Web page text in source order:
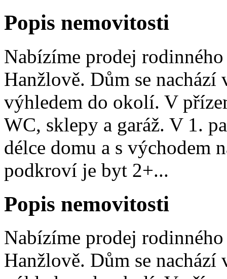
Popis nemovitosti
Nabízíme prodej
Hanžlově. Dům se
výhledem do okolí. V
WC, sklepy a garáž. V 1.
délce domu a s východem
podkroví je byt 2+...
Popis nemovitosti
Nabízíme prodej
Hanžlově. Dům se